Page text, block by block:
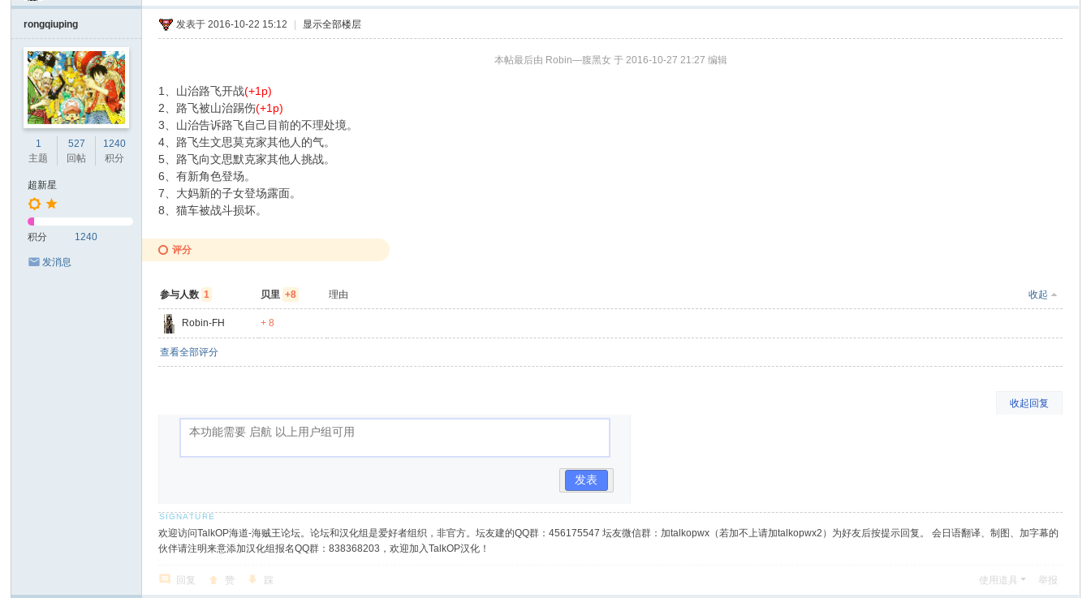
rongqiuping
1
主题
527
回帖
1240
积分
超新星
积分 1240
发消息
发表于 2016-10-22 15:12 显示全部楼层
本帖最后由 Robin—腹黑女 于 2016-10-27 21:27 编辑
1、山治路飞开战(+1p)
2、路飞被山治踢伤(+1p)
3、山治告诉路飞自己目前的不理处境。
4、路飞生文思莫克家其他人的气。
5、路飞向文思默克家其他人挑战。
6、有新角色登场。
7、大妈新的子女登场露面。
8、猫车被战斗损坏。
评分
参与人数 1 贝里 +8 收起
理由
Robin-FH + 8
查看全部评分
收起回复
发表
欢迎访问TalkOP海道-海贼王论坛。论坛和汉化组是爱好者组织，非官方。坛友建的QQ群：456175547 坛友微信群：加talkopwx（若加不上请加talkopwx2）为好友后按提示回复。 会日语翻译、制图、加字幕的
伙伴请注明来意添加汉化组报名QQ群：838368203，欢迎加入TalkOP汉化！
回复 赞 踩 使用道具 举报